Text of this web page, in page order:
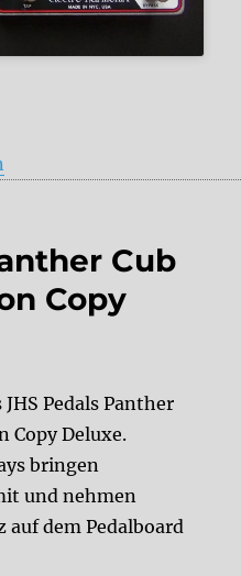
Panther Cub vs. Electro
Cub
Copy
Pedals Panther
Copy Deluxe.
bringen
und nehmen
dem Pedalboard